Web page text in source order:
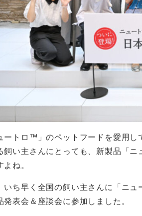
ートロ™」のペットフードを愛用し
飼い主さんにとっても、新製品「
ね。
いち早く全国の飼い主さんに「ニ
表会＆座談会に参加しました。